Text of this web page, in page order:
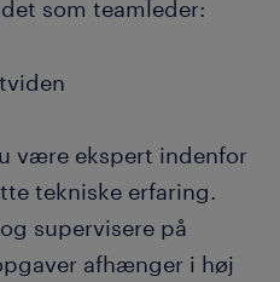
som teamleder:
være ekspert indenfor
tekniske erfaring.
supervisere på
afhænger i høj